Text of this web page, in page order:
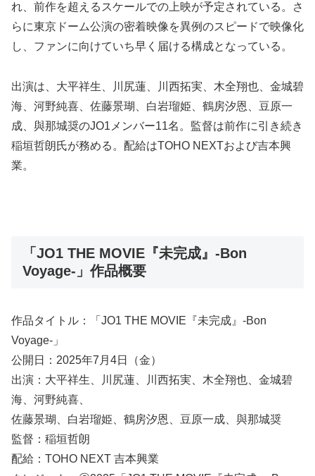
れ、前作を超えるスケールでの上映が予定されている。さ
らに東京ドーム公演の密着映像を異例のスピードで映像化
し、ファンに向けていち早く届ける構成となっている。
出演は、大平祥生、川尻蓮、川西拓実、木全翔也、金城碧
海、河野純喜、佐藤景瑚、白岩瑠姫、鶴房汐恩、豆原一
成、與那城奨のJO1メンバー11名。監督は前作に引き続き
稲垣哲朗氏が務める。配給はTOHO NEXTおよび吉本興
業。
「JO1 THE MOVIE『未完成』-Bon
Voyage-」作品概要
作品タイトル：「JO1 THE MOVIE『未完成』-Bon
Voyage-」
公開日：2025年7月4日（金）
出演：大平祥生、川尻蓮、川西拓実、木全翔也、金城碧
海、河野純喜、
佐藤景瑚、白岩瑠姫、鶴房汐恩、豆原一成、與那城奨
監督：稲垣哲朗
配給：TOHO NEXT 吉本興業